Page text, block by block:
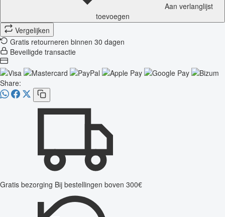
Aan verlanglijst
toevoegen
Vergelijken
Gratis retourneren binnen 30 dagen
Beveiligde transactie
Share:
Gratis bezorging Bij bestellingen boven 300€